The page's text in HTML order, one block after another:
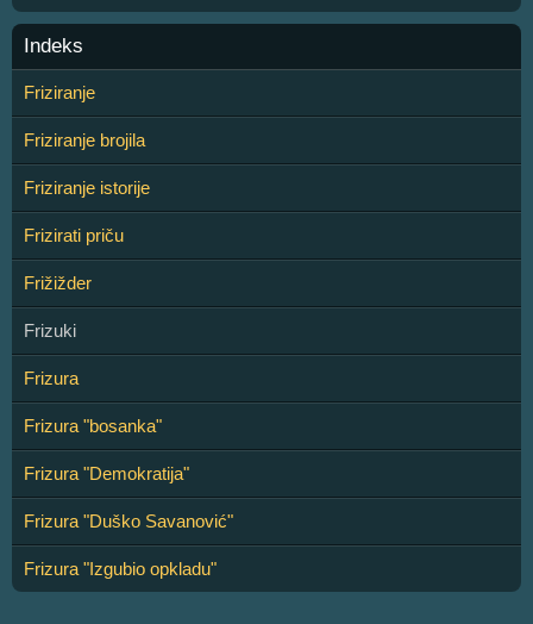
Indeks
Friziranje
Friziranje brojila
Friziranje istorije
Frizirati priču
Frižižder
Frizuki
Frizura
Frizura "bosanka"
Frizura "Demokratija"
Frizura "Duško Savanović"
Frizura "Izgubio opkladu"